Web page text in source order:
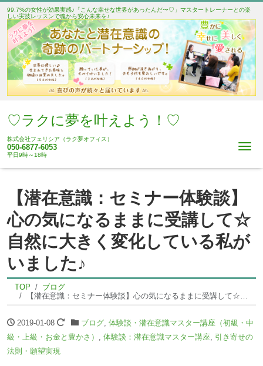
99.7%の女性が効果実感♪「こんな幸せな世界があったんだ〜♡」マスタートレーナーとの楽
しい実技レッスンで魂から安心未来を♪
♡ラクに夢を叶えよう！♡
株式会社フェリシア（ラク夢オフィス）
050-6877-6053
平日9時～18時
【潜在意識：セミナー体験談】
心の気になるままに受講して☆
自然に大きく変化している私が
いました♪
TOP
ブログ
【潜在意識：セミナー体験談】心の気になるままに受講して☆自然に大きく変化している私がいました♪
2019-01-08 ブログ, 体験談・潜在意識マスター講座（初級・中
級・上級・お金と豊かさ）
体験談：潜在意識マスター講座 引き寄せの
法則・願望実現